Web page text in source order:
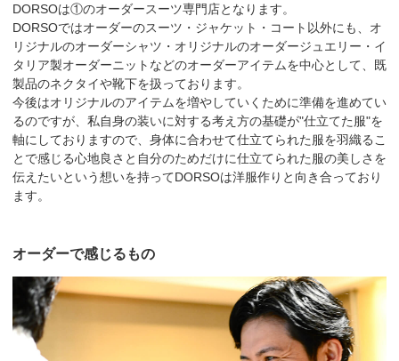
DORSOは①のオーダースーツ専門店となります。
DORSOではオーダーのスーツ・ジャケット・コート以外にも、オ
リジナルのオーダーシャツ・オリジナルのオーダージュエリー・イ
タリア製オーダーニットなどのオーダーアイテムを中心として、既
製品のネクタイや靴下を扱っております。
今後はオリジナルのアイテムを増やしていくために準備を進めてい
るのですが、私自身の装いに対する考え方の基礎が"仕立てた服"を
軸にしておりますので、身体に合わせて仕立てられた服を羽織るこ
とで感じる心地良さと自分のためだけに仕立てられた服の美しさを
伝えたいという想いを持ってDORSOは洋服作りと向き合っており
ます。
オーダーで感じるもの